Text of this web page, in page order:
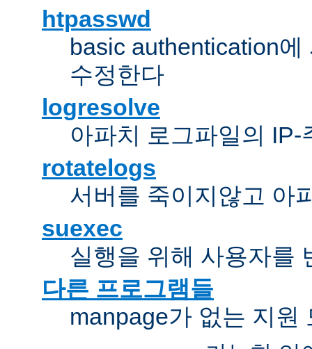
htpasswd
basic authentication
수정한다
logresolve
아파치 로그파일의
rotatelogs
서버를 죽이지않고 아
suexec
실행을 위해 사용자를
다른 프로그램들
manpage가 없는 지원